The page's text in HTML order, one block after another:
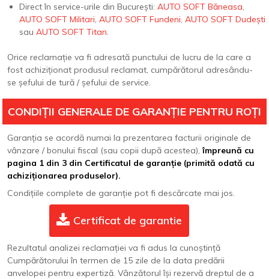
Direct în service-urile din București:AUTO SOFT Băneasa,
AUTO SOFT Militari,AUTO SOFT Fundeni,AUTO SOFT Dudești
sauAUTO SOFT Titan.
Orice reclamație va fi adresată punctului de lucru de la care a
fost achiziționat produsul reclamat, cumpărătorul adresându-
se șefului de tură / șefului de service.
CONDIȚII GENERALE DE GARANȚIE PENTRU ROȚI
Garanția se acordă numai la prezentarea facturii originale de
vânzare / bonului fiscal (sau copii după acestea),împreună cu
pagina 1 din 3 din Certificatul de garanție (primită odată cu
achiziționarea produselor).
Condițiile complete de garanție pot fi descărcate mai jos.
Certificat de garantie
Rezultatul analizei reclamației va fi adus la cunoștință
Cumpărătorului în termen de 15 zile de la data predării
anvelopei pentru expertiză. Vânzătorul își rezervă dreptul de a